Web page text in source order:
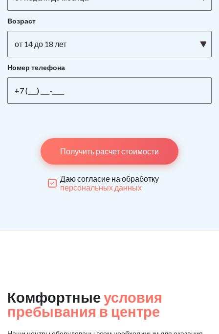
Возраст
от 14 до 18 лет
Номер телефона
Получить расчет стоимости
Даю согласие на обработку
персональных данных
Комфортные условия
пребывания в центре